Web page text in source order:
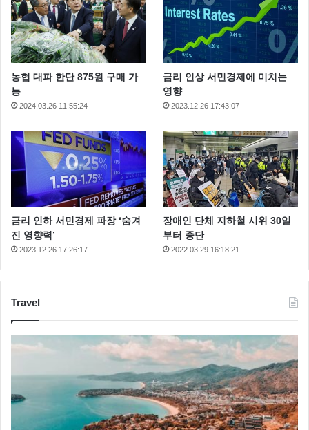
농협 대파 한단 875원 구매 가
능
2024.03.26 11:55:24
금리 인상 서민경제에 미치는
영향
2023.12.26 17:43:07
금리 인하 서민경제 파장 ‘숨겨
진 영향력’
2023.12.26 17:26:17
장애인 단체 지하철 시위 30일
부터 중단
2022.03.29 16:18:21
Travel